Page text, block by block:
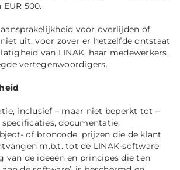
500.
voor overlijden of
uit, voor zover er hetzelfde ontstaat
van LINAK, haar medewerkers,
vertegenwoordigers.
inclusief – maar niet beperkt tot –
documentatie,
of broncode, prijzen die de klant
m.b.t. tot de LINAK-software
van de ideeën en principes die ten